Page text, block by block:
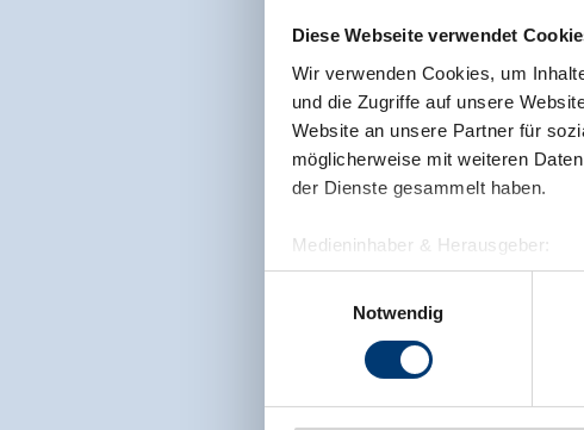
Diese Webseite verwendet
Wir verwenden Cookies, um
und die Zugriffe auf unsere
Website an unsere Partner für
möglicherweise mit weiteren
der Dienste gesammelt haben.
Medieninhaber & Herausgeber:
Zeller Bergbahnen Zillertal
Rohr 23// A-6280 Zell am Ziller
www.zillertalarena.com
Notwendig